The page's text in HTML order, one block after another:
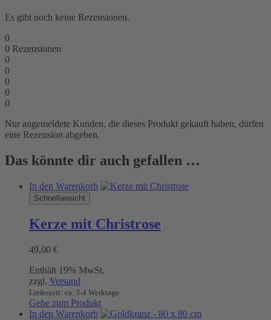
Es gibt noch keine Rezensionen.
0
0 Rezensionen
0
0
0
0
0
Nur angemeldete Kunden, die dieses Produkt gekauft haben, dürfen
eine Rezension abgeben.
Das könnte dir auch gefallen …
In den Warenkorb
Schnellansicht
Kerze mit Christrose
49,00 €
Enthält 19% MwSt.
zzgl. Versand
Lieferzeit: ca. 3-4 Werktage
Gehe zum Produkt
In den Warenkorb